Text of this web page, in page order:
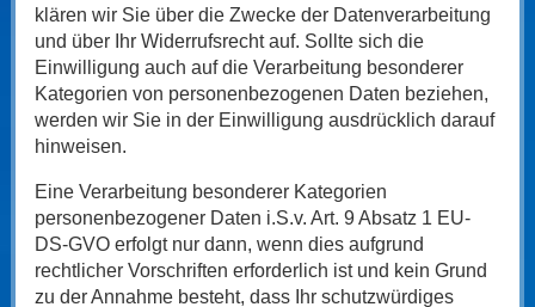
klären wir Sie über die Zwecke der Datenverarbeitung
und über Ihr Widerrufsrecht auf. Sollte sich die
Einwilligung auch auf die Verarbeitung besonderer
Kategorien von personenbezogenen Daten beziehen,
werden wir Sie in der Einwilligung ausdrücklich darauf
hinweisen.
Eine Verarbeitung besonderer Kategorien
personenbezogener Daten i.S.v. Art. 9 Absatz 1 EU-
DS-GVO erfolgt nur dann, wenn dies aufgrund
rechtlicher Vorschriften erforderlich ist und kein Grund
zu der Annahme besteht, dass Ihr schutzwürdiges